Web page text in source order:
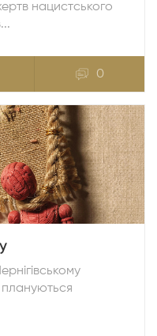
нацистського
0
плануються